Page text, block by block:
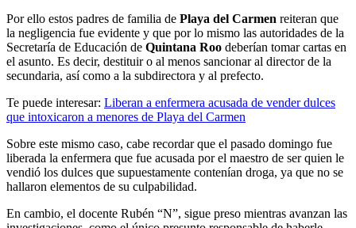
Por ello estos padres de familia de Playa del Carmen reiteran que
la negligencia fue evidente y que por lo mismo las autoridades de la
Secretaría de Educación de Quintana Roo deberían tomar cartas en
el asunto. Es decir, destituir o al menos sancionar al director de la
secundaria, así como a la subdirectora y al prefecto.
Te puede interesar: Liberan a enfermera acusada de vender dulces
que intoxicaron a menores de Playa del Carmen
Sobre este mismo caso, cabe recordar que el pasado domingo fue
liberada la enfermera que fue acusada por el maestro de ser quien le
vendió los dulces que supuestamente contenían droga, ya que no se
hallaron elementos de su culpabilidad.
En cambio, el docente Rubén “N”, sigue preso mientras avanzan las